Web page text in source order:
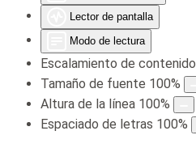
Lector de pantalla
Modo de lectura
Escalamiento de contenido
Tamaño de fuente 100%
Altura de la línea 100%
Espaciado de letras 100%